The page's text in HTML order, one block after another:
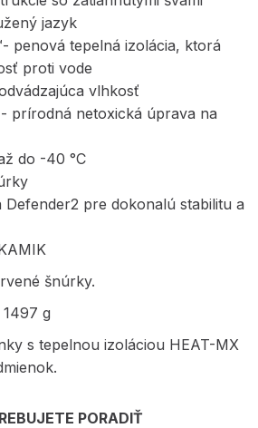
jazyk
penová tepelná izolácia, ktorá
proti vode
vlhkosť
prírodná netoxická úprava na
do -40 °C
pre dokonalú stabilitu a
šnúrky.
g
s tepelnou izoláciou HEAT-MX
PORADIŤ